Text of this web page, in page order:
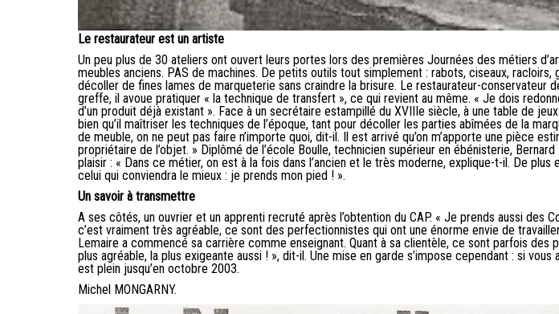
Le restaurateur est un artiste
Un peu plus de 30 ateliers ont ouvert leurs portes lors des premières Journées des métiers
meubles anciens. PAS de machines. De petits outils tout simplement : rabots, ciseaux,
décoller de fines lames de marqueterie sans craindre la brisure. Le restaurateur-conservateur
greffe, il avoue pratiquer « la technique de transfert », ce qui revient au même. « Je dois
d’un produit déjà existant ». Face à un secrétaire estampillé du XVIIIe siècle, à une table de
bien qu’il maîtriser les techniques de l’époque, tant pour décoller les parties abîmées de la
de meuble, on ne peut pas faire n’importe quoi, dit-il. Il est arrivé qu’on m’apporte une pièce
propriétaire de l’objet. » Diplômé de l’école Boulle, technicien supérieur en ébénisterie,
plaisir : « Dans ce métier, on est à la fois dans l’ancien et le très moderne, explique-t-il. De
celui qui conviendra le mieux : je prends mon pied ! ».
Un savoir à transmettre
A ses côtés, un ouvrier et un apprenti recruté après l’obtention du CAP. « Je prends aussi des
c’est vraiment très agréable, ce sont des perfectionnistes qui ont une énorme envie de
Lemaire a commencé sa carrière comme enseignant. Quant à sa clientèle, ce sont parfois
plus agréable, la plus exigeante aussi ! », dit-il. Une mise en garde s’impose cependant : si
est plein jusqu’en octobre 2003.
Michel MONGARNY.